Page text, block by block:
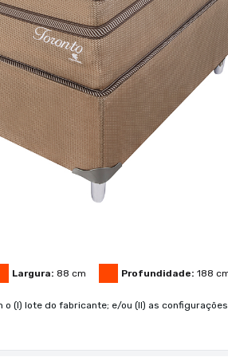
Largura: 88 cm Profundidade: 188
(I) lote do fabricante; e/ou (II) as